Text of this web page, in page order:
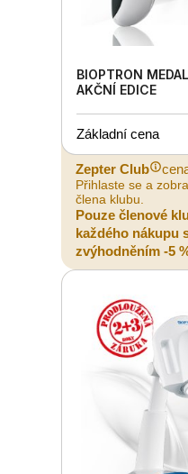
BIOPTRON
AKČNÍ EDICE
Základní cena
Zepter Club
Přihlaste se a
člena klubu.
Pouze členové
každého nákupu
zvýhodněním -5